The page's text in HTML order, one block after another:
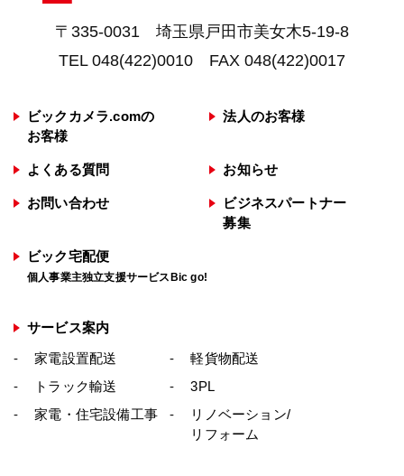
〒335-0031 埼玉県戸田市美女木5-19-8
TEL 048(422)0010 FAX 048(422)0017
ビックカメラ.comの
お客様
法人のお客様
よくある質問 お知らせ
お問い合わせ
ビジネスパートナー
募集
ビック宅配便
個人事業主独立支援サービスBic go!
サービス案内
家電設置配送
軽貨物配送
トラック輸送
3PL
家電・住宅設備工事
リノベーション/
リフォーム